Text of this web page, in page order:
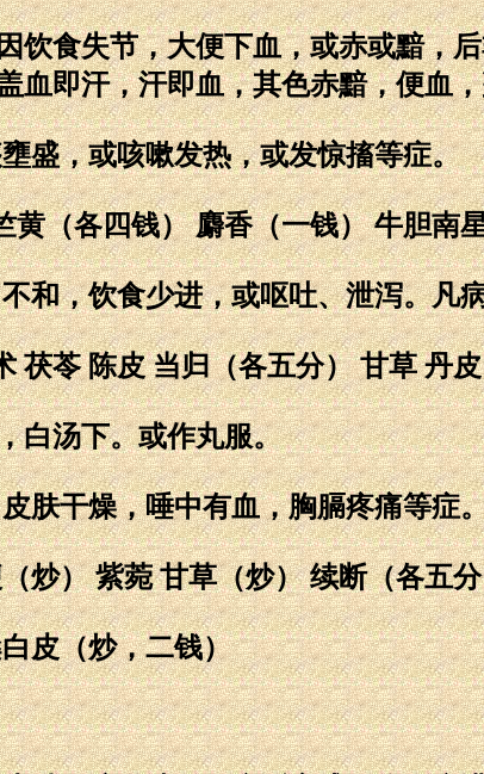
失节，大便下血，或赤或黯，后
血即汗，汗即血，其色赤黯，便血
，或咳嗽发热，或发惊搐等症。
各四钱） 麝香（一钱） 牛胆南
，饮食少进，或呕吐、泄泻。凡
苓 陈皮 当归（各五分） 甘草 丹皮
汤下。或作丸服。
干燥，唾中有血，胸膈疼痛等症
） 紫菀 甘草（炒） 续断（各五分
（炒，二钱）